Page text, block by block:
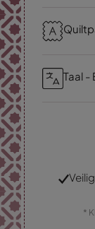
Taal -
*